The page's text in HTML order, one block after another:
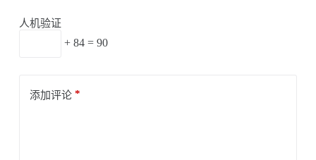
人机验证
+ 84 = 90
添加评论*